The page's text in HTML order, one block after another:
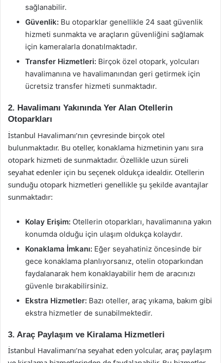
sağlanabilir.
Güvenlik: Bu otoparklar genellikle 24 saat güvenlik
hizmeti sunmakta ve araçların güvenliğini sağlamak
için kameralarla donatılmaktadır.
Transfer Hizmetleri: Birçok özel otopark, yolcuları
havalimanına ve havalimanından geri getirmek için
ücretsiz transfer hizmeti sunmaktadır.
2. Havalimanı Yakınında Yer Alan Otellerin
Otoparkları
İstanbul Havalimanı’nın çevresinde birçok otel
bulunmaktadır. Bu oteller, konaklama hizmetinin yanı sıra
otopark hizmeti de sunmaktadır. Özellikle uzun süreli
seyahat edenler için bu seçenek oldukça idealdir. Otellerin
sunduğu otopark hizmetleri genellikle şu şekilde avantajlar
sunmaktadır:
Kolay Erişim: Otellerin otoparkları, havalimanına yakın
konumda olduğu için ulaşım oldukça kolaydır.
Konaklama İmkanı: Eğer seyahatiniz öncesinde bir
gece konaklama planlıyorsanız, otelin otoparkından
faydalanarak hem konaklayabilir hem de aracınızı
güvenle bırakabilirsiniz.
Ekstra Hizmetler: Bazı oteller, araç yıkama, bakım gibi
ekstra hizmetler de sunabilmektedir.
3. Araç Paylaşım ve Kiralama Hizmetleri
İstanbul Havalimanı’na seyahat eden yolcular, araç paylaşım